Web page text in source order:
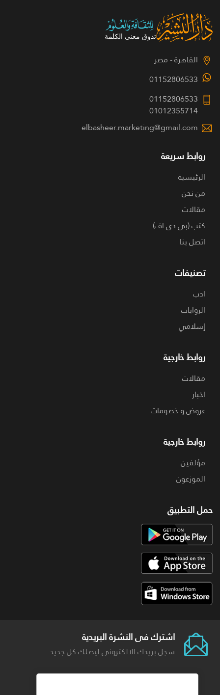
القاهرة - مصر
01152806533
01152806533
01012355714
elbasheer.marketing@gmail.com
روابط سريعة
الرئيسية
من نحن
مقالات
كتب (بي دي اف)
اتصل بنا
تصنيفات
ادب
الروايات
إسلامي
روابط خارجية
مقالات
اخبار
عروض و خصومات
روابط خارجية
مؤلفين
الموزعون
حمل التطبيق
اشترك فى النشرة البريدية
سجل بريدك الالكترونى ليصلك كل جديد